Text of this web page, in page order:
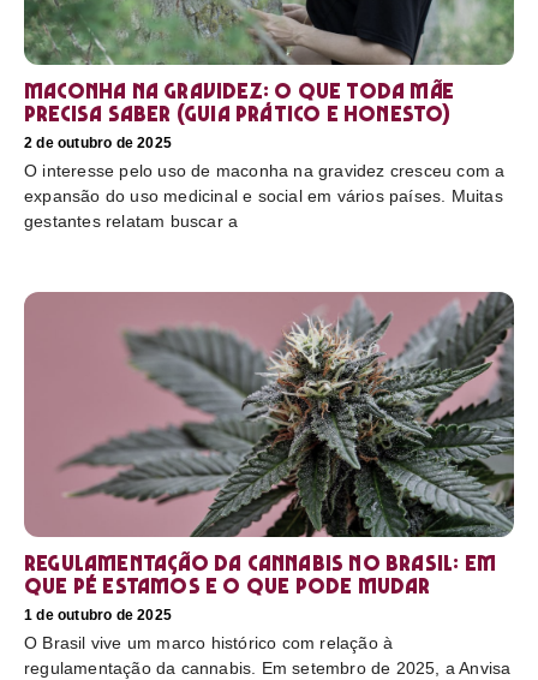
Maconha na gravidez: o que toda mãe
precisa saber (guia prático e honesto)
2 de outubro de 2025
O interesse pelo uso de maconha na gravidez cresceu com a
expansão do uso medicinal e social em vários países. Muitas
gestantes relatam buscar a
Regulamentação da cannabis no Brasil: em
que pé estamos e o que pode mudar
1 de outubro de 2025
O Brasil vive um marco histórico com relação à
regulamentação da cannabis. Em setembro de 2025, a Anvisa